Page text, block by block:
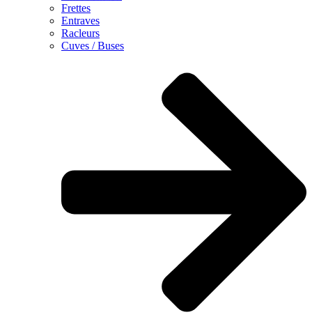
Frettes
Entraves
Racleurs
Cuves / Buses